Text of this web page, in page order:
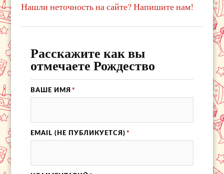
Нашли неточность на сайте? Напишите нам!
Расскажите как вы
отмечаете Рождество
ВАШЕ ИМЯ *
EMAIL (НЕ ПУБЛИКУЕТСЯ) *